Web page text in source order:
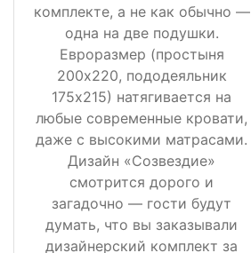
комплекте, а не как обычно —
одна на две подушки.
Евроразмер (простыня
200х220, пододеяльник
175х215) натягивается на
любые современные кровати,
даже с высокими матрасами.
Дизайн «Созвездие»
смотрится дорого и
загадочно — гости будут
думать, что вы заказывали
дизайнерский комплект за